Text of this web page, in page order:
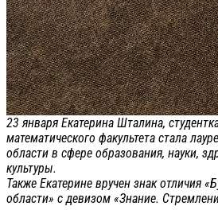
23 января Екатерина Шталина,
математического факультета стала
области в сфере образования, науки,
культуры.
Также Екатерине вручен знак отличия
области» с девизом «Знание.